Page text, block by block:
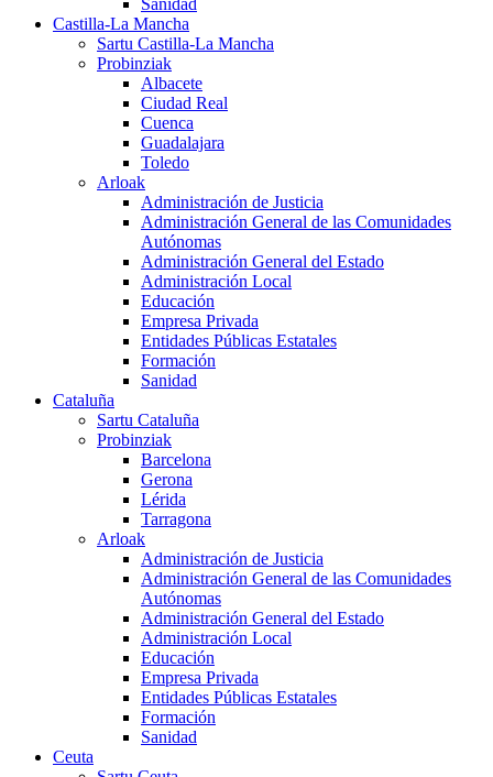
Sanidad
Castilla-La Mancha
Sartu Castilla-La Mancha
Probinziak
Albacete
Ciudad Real
Cuenca
Guadalajara
Toledo
Arloak
Administración de Justicia
Administración General de las Comunidades
Autónomas
Administración General del Estado
Administración Local
Educación
Empresa Privada
Entidades Públicas Estatales
Formación
Sanidad
Cataluña
Sartu Cataluña
Probinziak
Barcelona
Gerona
Lérida
Tarragona
Arloak
Administración de Justicia
Administración General de las Comunidades
Autónomas
Administración General del Estado
Administración Local
Educación
Empresa Privada
Entidades Públicas Estatales
Formación
Sanidad
Ceuta